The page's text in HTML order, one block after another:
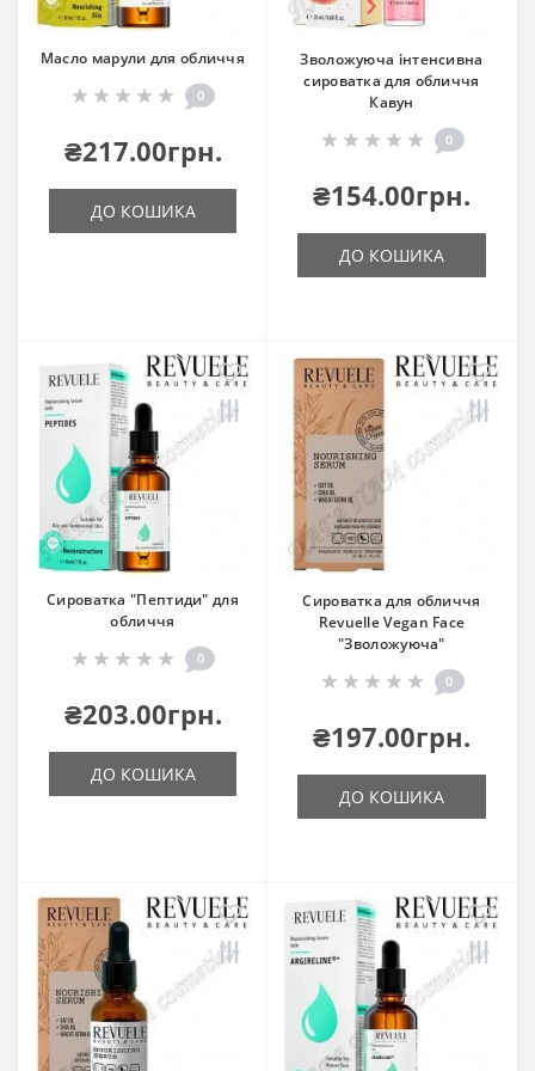
Масло марули для обличчя
0
₴217.00грн.
ДО КОШИКА
Зволожуюча інтенсивна
сироватка для обличчя
Кавун
0
₴154.00грн.
ДО КОШИКА
Сироватка "Пептиди" для
обличчя
0
₴203.00грн.
ДО КОШИКА
Сироватка для обличчя
Revuelle Vegan Face
"Зволожуюча"
0
₴197.00грн.
ДО КОШИКА